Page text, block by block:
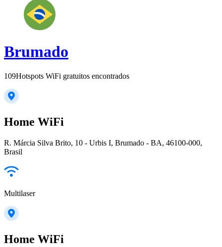
Brumado
109Hotspots WiFi gratuitos encontrados
Home WiFi
R. Márcia Silva Brito, 10 - Urbis I, Brumado - BA, 46100-000,
Brasil
Multilaser
Home WiFi